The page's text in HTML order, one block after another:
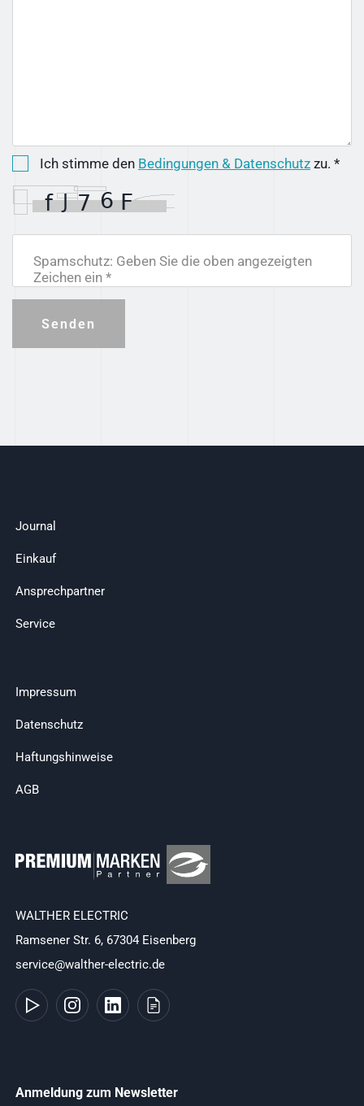
Ich stimme den Bedingungen & Datenschutz zu. *
Spamschutz: Geben Sie die oben angezeigten
Zeichen ein *
Senden
Journal
Einkauf
Ansprechpartner
Service
Impressum
Datenschutz
Haftungshinweise
AGB
WALTHER ELECTRIC
Ramsener Str. 6, 67304 Eisenberg
service@walther-electric.de
Anmeldung zum Newsletter